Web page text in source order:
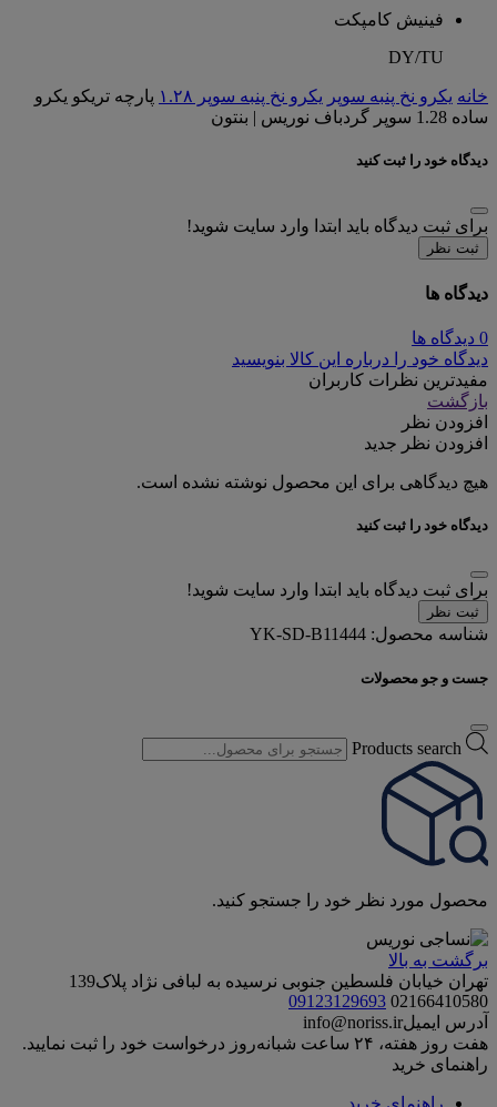
فینیش کامپکت
DY/TU
خانه یکرو نخ پنبه سوپر یکرو نخ پنبه سوپر ۱.۲۸
پارچه تریکو یکرو
ساده 1.28 سوپر گردباف نوریس | بنتون
دیدگاه خود را ثبت کنید
برای ثبت دیدگاه باید ابتدا وارد سایت شوید!
ثبت نظر
دیدگاه ها
0 دیدگاه ها
دیدگاه خود را درباره این کالا بنویسید
مفیدترین نظرات کاربران
بازگشت
افزودن نظر
افزودن نظر جدید
هیچ دیدگاهی برای این محصول نوشته نشده است.
دیدگاه خود را ثبت کنید
برای ثبت دیدگاه باید ابتدا وارد سایت شوید!
ثبت نظر
شناسه محصول: YK-SD-B11444
جست و جو محصولات
Products search
محصول مورد نظر خود را جستجو کنید.
برگشت به بالا
تهران خیابان فلسطین جنوبی نرسیده به لبافی نژاد پلاک139
02166410580
09123129693
آدرس ایمیلinfo@noriss.ir
هفت روز هفته، ۲۴ ساعت شبانه‌روز درخواست خود را ثبت نمایید.
راهنمای خرید
راهنمای خرید